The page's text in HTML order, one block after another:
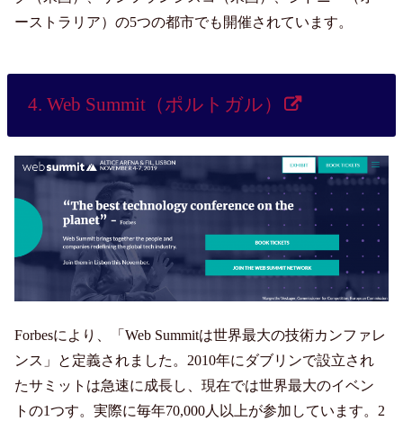
ーストラリア）の5つの都市でも開催されています。
4. Web Summit（ポルトガル）
Forbesにより、「Web Summitは世界最大の技術カンファレ
ンス」と定義されました。2010年にダブリンで設立され
たサミットは急速に成長し、現在では世界最大のイベン
トの1つす。実際に毎年70,000人以上が参加しています。2